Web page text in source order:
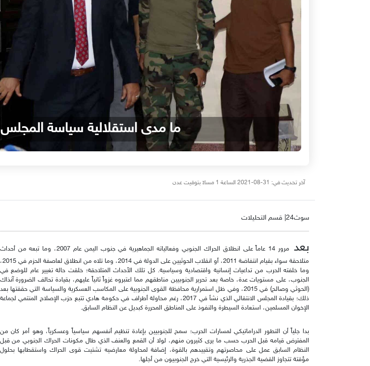
ما مدى استقلالية سياسة المجلس
آخر تحديث في: 31-08-2021 الساعة 1 مساءً بتوقيت عدن
سوث24| قسم التحليلات
بعد
مرور 14 عاماً على انطلاق الحراك الجنوبي وفعالياته الجماهيرية في جنوب اليمن عام 2007، وما تبعه من أحداث
متلاحقة سواء بقيام انتفاضة 2011، أو انقلاب الحوثيين على الدولة في 2014، وما تلاه من انطلاق لعاصفة الحزم في 2015،
وما خلفته الحرب من تداعيات إنسانية واقتصادية وسياسية. كل تلك الأحداث المتلاحقة؛ خلقت حالة تغيير عام للوضع في
الجنوب، على مستويات عدة، خاصة بعد تحرير الجنوبيين مناطقهم مما اعتبروه غزواً ثانياً عليهم، بقيادة تحالف الضرورة آنذاك
(الحوثي وصالح) في 2015، وفي ظل استمرارية محافظة القوى الجنوبية على المكاسب العسكرية والسياسة التي حققتها بعد
ذلك؛ بقيادة المجلس الانتقالي الذي نشأ في 2017، رغم محاولة أطراف في حكومة هادي تتبع حزب الإصلاح المنتمي لجماعة
الإخوان المسلمين، استعادة السيطرة والنفوذ على المناطق المحررة كبديل عن النظام السابق.
بدا جلياً أن التطور الدراماتيكي لمسارات الحرب؛ سمح للجنوبيين بإعادة تنظيم أنفسهم سياسياً وعسكرياً، وهو أمر كان من
المفترض قيامه قبل الحرب حسب ما يرى كثيرون منهم، لولا أن القمع والعنف الذي طال مكونات الحراك الجنوبي من قبل
النظام السابق عمل على محاصرتهم وتقييدهم بالقوة، إضافة لمحاولة معارضيه تشتيت قوى الحراك واستقطابها بحلول
مؤقتة تتجاوز القضية الجذرية والرئيسية التي خرج الجنوبيون من أجلها.